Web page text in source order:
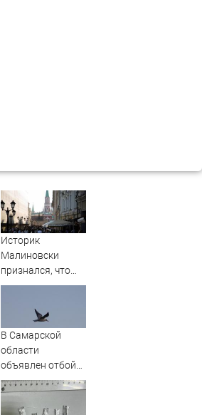
Историк
Малиновски
признался, что
раскопки
любовь к России
В Самарской
области
объявлен отбой
возможности
атаки с воздуха